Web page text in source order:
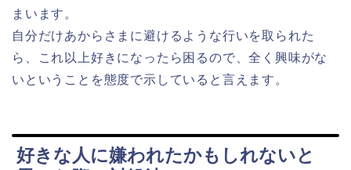
まいます。
自分だけあからさまに避けるような行いを取られた
ら、これ以上好きになったら困るので、全く興味がな
いということを態度で示していると言えます。
好きな人に嫌われたかもしれないと